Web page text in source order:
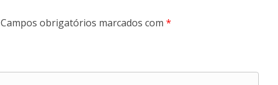
Campos obrigatórios marcados com *